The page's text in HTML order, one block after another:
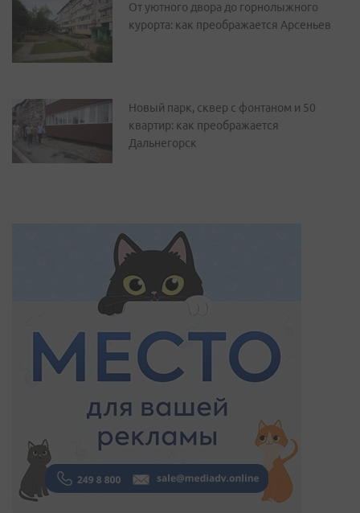
От уютного двора до горнолыжного
курорта: как преображается Арсеньев
Новый парк, сквер с фонтаном и 50
квартир: как преображается
Дальнегорск